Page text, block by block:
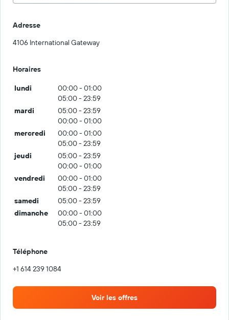
Adresse
4106 International Gateway
Horaires
lundi
00:00 - 01:00
05:00 - 23:59
mardi
05:00 - 23:59
00:00 - 01:00
mercredi
00:00 - 01:00
05:00 - 23:59
jeudi
05:00 - 23:59
00:00 - 01:00
vendredi
00:00 - 01:00
05:00 - 23:59
samedi
05:00 - 23:59
dimanche
00:00 - 01:00
05:00 - 23:59
Téléphone
+1 614 239 1084
Voir les offres